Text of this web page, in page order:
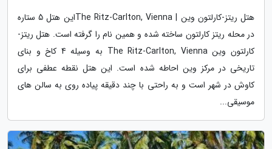
هتل ریتز-کارلتون وین | The Ritz-Carlton, Viennaاین هتل 5 ستاره
در محله ریتز کارلتون ساخته شده و همین نام را گرفته است. هتل ریتز-
کارلتون وین The Ritz-Carlton, Vienna به وسیله 4 کاخ و بنای
تاریخی در مرکز وین احاطه شده است. این هتل نقطه عطفی برای
کاوش در شهر است و به راحتی با چند دقیقه پیاده روی به سالن های
موسیقی...